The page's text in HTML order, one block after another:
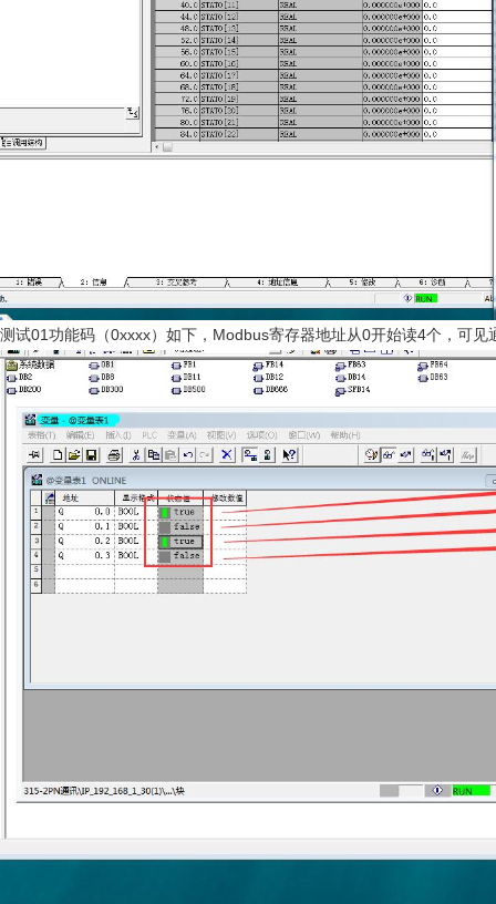
测试01功能码（0xxxx）如下，Modbus寄存器地址从0开始读4个，可见